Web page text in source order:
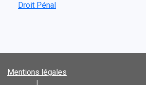
Droit Pénal
Mentions légales